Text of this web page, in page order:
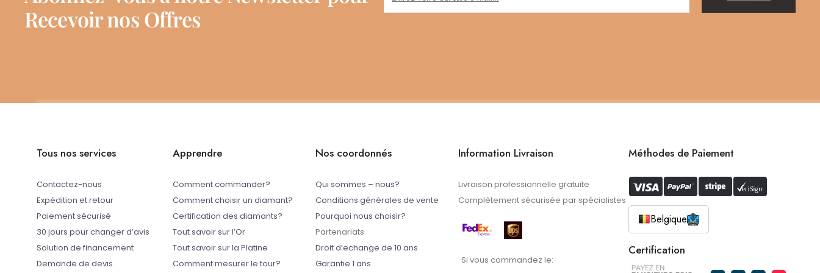
Recevoir nos Offres
Tous nos services
Contactez-nous
Expédition et retour
Paiement sécurisé
30 jours pour changer d’avis
Solution de financement
Demande de devis
Apprendre
Comment commander?
Comment choisir un diamant?
Certification des diamants?
Tout savoir sur l’Or
Tout savoir sur la Platine
Comment mesurer le tour?
Nos coordonnés
Qui sommes – nous?
Conditions générales de vente
Pourquoi nous choisir?
Partenariats
Droit d’echange de 10 ans
Garantie 1 ans
Information Livraison
Livraison professionnelle gratuite
Complètement sécurisée par spécialistes
Si vous commandez le:
Méthodes de Paiement
Belgique
Certification